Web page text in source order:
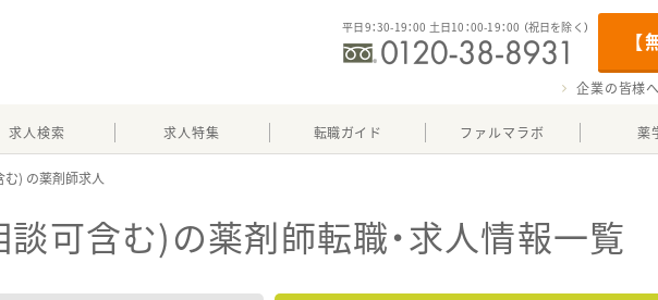
平日9：30-19：00 土日10：00-19：00 （祝日を除く）
企業の皆様へ
求人検索 求人特集 転職ガイド ファルマラボ 薬
む)
談可含む)の薬剤師転職・求人情報一覧